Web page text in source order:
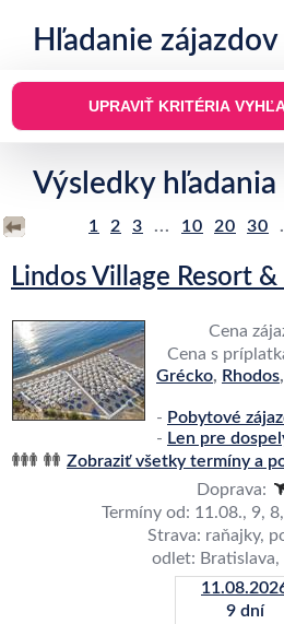
Hľadanie zájazdov
Výsledky hľadania
1 2 3 ... 10 20 30
Lindos Village Resort &
Cena
Cena s
Grécko, Rhodos,
- Pobytové
- Len pre
Zobraziť všetky termíny a
Doprava:
Termíny od: 11.08., 9,
Strava: raňajky,
odlet: Bratislava,
9 dní